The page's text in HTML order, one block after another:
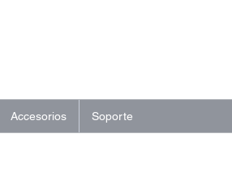
Accesorios Soporte